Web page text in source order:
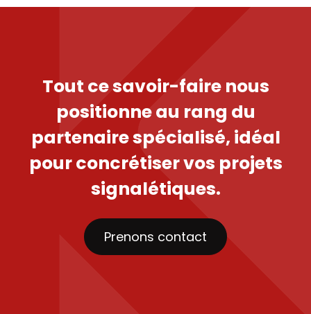
Tout ce savoir-faire nous
positionne au rang du
partenaire spécialisé, idéal
pour concrétiser vos projets
signalétiques.
Prenons contact